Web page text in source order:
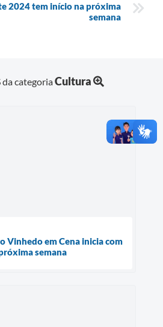
2024 tem início na próxima
semana
categoriaCultura
Vinhedo em Cena inicia com
semana